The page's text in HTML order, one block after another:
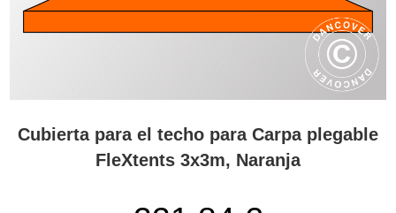
Cubierta para el techo para Carpa plegable
FleXtents 3x3m, Naranja